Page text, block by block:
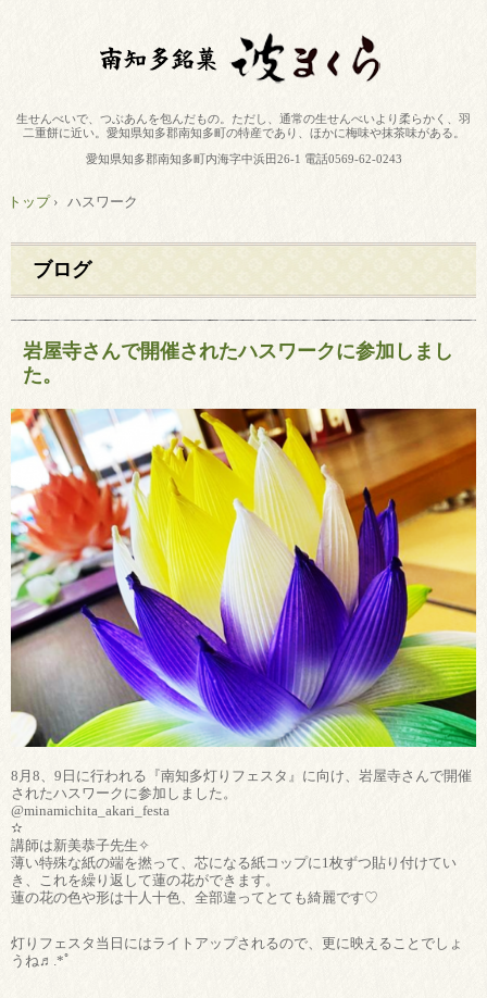
生せんべいで、つぶあんを包んだもの。ただし、通常の生せんべいより柔らかく、羽
二重餅に近い。愛知県知多郡南知多町の特産であり、ほかに梅味や抹茶味がある。
愛知県知多郡南知多町内海字中浜田26-1 電話0569-62-0243
トップ› ハスワーク
ブログ
岩屋寺さんで開催されたハスワークに参加しまし
た。
8月8、9日に行われる『南知多灯りフェスタ』に向け、岩屋寺さんで開催
されたハスワークに参加しました。
@minamichita_akari_festa
✫
講師は新美恭子先生✧
薄い特殊な紙の端を撚って、芯になる紙コップに1枚ずつ貼り付けてい
き、これを繰り返して蓮の花ができます。
蓮の花の色や形は十人十色、全部違ってとても綺麗です♡
灯りフェスタ当日にはライトアップされるので、更に映えることでしょ
うね♬.*ﾟ